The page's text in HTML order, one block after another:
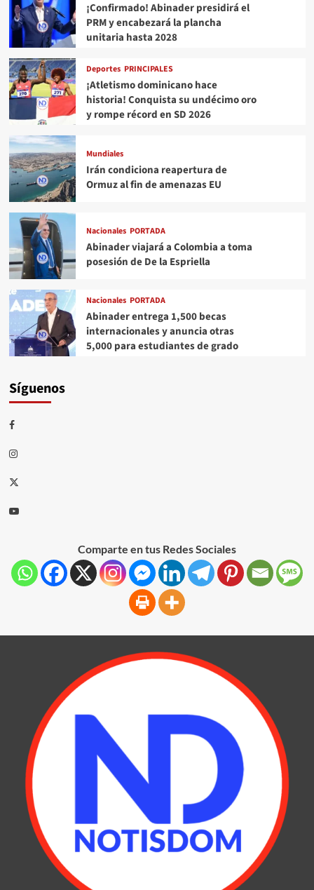
¡Confirmado! Abinader presidirá el
PRM y encabezará la plancha
unitaria hasta 2028
Deportes PRINCIPALES
¡Atletismo dominicano hace
historia! Conquista su undécimo oro
y rompe récord en SD 2026
Mundiales
Irán condiciona reapertura de
Ormuz al fin de amenazas EU
Nacionales PORTADA
Abinader viajará a Colombia a toma
posesión de De la Espriella
Nacionales PORTADA
Abinader entrega 1,500 becas
internacionales y anuncia otras
5,000 para estudiantes de grado
Síguenos
Comparte en tus Redes Sociales